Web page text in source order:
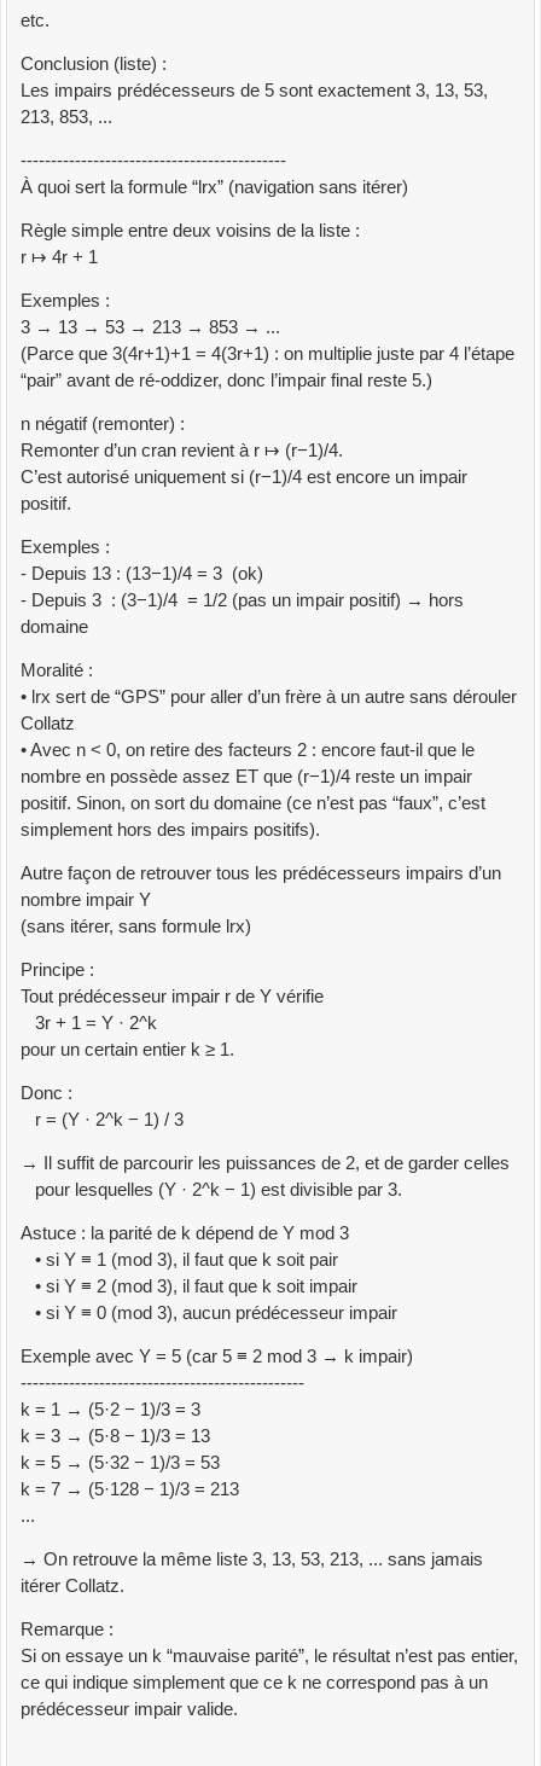
etc.
Conclusion (liste) :
Les impairs prédécesseurs de 5 sont exactement 3, 13, 53,
213, 853, ...
--------------------------------------------
À quoi sert la formule “lrx” (navigation sans itérer)
Règle simple entre deux voisins de la liste :
r ↦ 4r + 1
Exemples :
3 → 13 → 53 → 213 → 853 → ...
(Parce que 3(4r+1)+1 = 4(3r+1) : on multiplie juste par 4 l’étape
“pair” avant de ré-oddizer, donc l’impair final reste 5.)
n négatif (remonter) :
Remonter d’un cran revient à r ↦ (r−1)/4.
C’est autorisé uniquement si (r−1)/4 est encore un impair
positif.
Exemples :
- Depuis 13 : (13−1)/4 = 3 (ok)
- Depuis 3 : (3−1)/4 = 1/2 (pas un impair positif) → hors
domaine
Moralité :
• lrx sert de “GPS” pour aller d’un frère à un autre sans dérouler
Collatz
• Avec n < 0, on retire des facteurs 2 : encore faut-il que le
nombre en possède assez ET que (r−1)/4 reste un impair
positif. Sinon, on sort du domaine (ce n’est pas “faux”, c’est
simplement hors des impairs positifs).
Autre façon de retrouver tous les prédécesseurs impairs d’un
nombre impair Y
(sans itérer, sans formule lrx)
Principe :
Tout prédécesseur impair r de Y vérifie
3r + 1 = Y · 2^k
pour un certain entier k ≥ 1.
Donc :
r = (Y · 2^k − 1) / 3
→ Il suffit de parcourir les puissances de 2, et de garder celles
pour lesquelles (Y · 2^k − 1) est divisible par 3.
Astuce : la parité de k dépend de Y mod 3
• si Y ≡ 1 (mod 3), il faut que k soit pair
• si Y ≡ 2 (mod 3), il faut que k soit impair
• si Y ≡ 0 (mod 3), aucun prédécesseur impair
Exemple avec Y = 5 (car 5 ≡ 2 mod 3 → k impair)
-----------------------------------------------
k = 1 → (5·2 − 1)/3 = 3
k = 3 → (5·8 − 1)/3 = 13
k = 5 → (5·32 − 1)/3 = 53
k = 7 → (5·128 − 1)/3 = 213
...
→ On retrouve la même liste 3, 13, 53, 213, ... sans jamais
itérer Collatz.
Remarque :
Si on essaye un k “mauvaise parité”, le résultat n’est pas entier,
ce qui indique simplement que ce k ne correspond pas à un
prédécesseur impair valide.